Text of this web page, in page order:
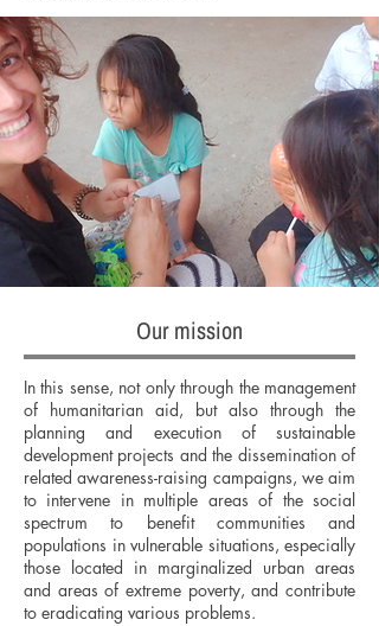
Our mission
In this sense, not only through the management
of humanitarian aid, but also through the
planning and execution of sustainable
development projects and the dissemination of
related awareness-raising campaigns, we aim
to intervene in multiple areas of the social
spectrum to benefit communities and
populations in vulnerable situations, especially
those located in marginalized urban areas
and areas of extreme poverty, and contribute
to eradicating various problems.